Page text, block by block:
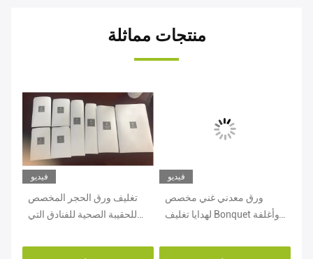
منتجات مماثلة
فيديو
تغليف ورق الحجر المخصص
للحقيبة الصحية للفنادق التي
فيديو
ورق معدني غني مخصص
لهدايا تغليف Bonquet وأغلفة